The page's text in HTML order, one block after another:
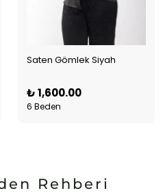
Saten Gömlek Siyah
₺ 1,600.00
6 Beden
Rehberi